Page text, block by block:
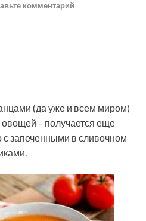
комментарий
(да уже и всем миром)
– получается еще
с запеченными в сливочном